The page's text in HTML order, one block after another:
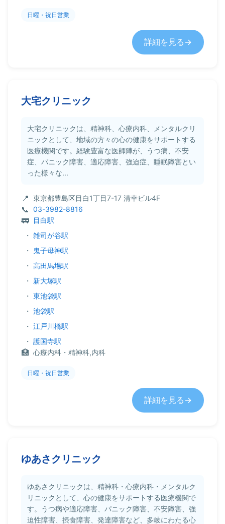
日曜・祝日営業
詳細を見る
大宅クリニック
大宅クリニックは、精神科、心療内科、メンタルクリ
ニックとして、地域の方々の心の健康をサポートする
医療機関です。経験豊富な医師陣が、うつ病、不安
症、パニック障害、適応障害、強迫症、睡眠障害とい
った様々な...
東京都豊島区目白1丁目7-17 清幸ビル4F
03-3982-8816
目白駅
・ 雑司が谷駅
・
鬼子母神駅
・ 高田馬場駅
・ 新大塚駅
・ 東池袋駅
・ 池袋駅
・ 江戸川橋駅
・ 護国寺駅
心療内科・精神科,内科
日曜・祝日営業
詳細を見る
ゆあさクリニック
ゆあさクリニックは、精神科・心療内科・メンタルク
リニックとして、心の健康をサポートする医療機関で
す。うつ病や適応障害、パニック障害、不安障害、強
迫性障害、摂食障害、発達障害など、多岐にわたる心